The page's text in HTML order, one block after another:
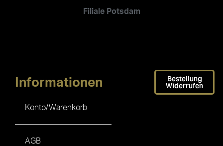
Filiale Potsdam
Informationen
Konto/Warenkorb
AGB
Bestellung
Widerrufen